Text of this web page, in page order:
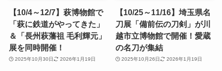
【10/4～12/7】萩博物館で
「萩に鉄道がやってきた」
＆「長州萩藩祖 毛利輝元」
展を同時開催！
2025年10月30日 2026年1月19日
【10/25～11/16】埼玉県名
刀展「備前伝の刀剣」が川
越市立博物館で開催！愛蔵
の名刀が集結
2025年10月26日 2026年1月19日